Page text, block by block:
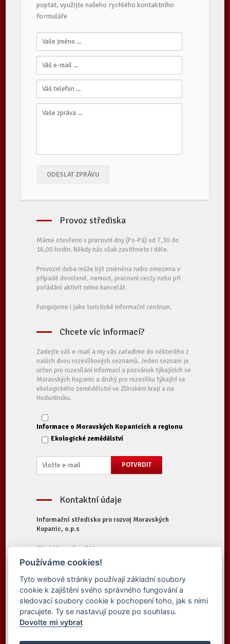
poptat, využijte našeho rychlého kontaktního
formuláře
ODESLAT ZPRÁVU
Provoz střediska
Máme otevřeno v pracovní dny (Po-Pá) od 7,30 do
16,00 hodin. Někdy nás však zastihnete i déle.
Provozní doba může být změněna nebo omezena v
případě dovolené, nemoci, pracovní cesty nebo při
pořádání aktivit mimo kancelář.
Fungujeme i jako turistické informační centrum.
Chcete víc informací?
Zadejte váš e-mail a my vás zařadíme do některého z
našich dvou rozesílkových seznamů. Jeden seznam je
určen pro rozesílání informací a pozvánek týkajících se
Moravských Kopanic a druhý pro rozesílku týkající se
ekologického zemědělství ve Zlínském kraji a na
Hodonínsku.
Informace o Moravských Kopanicích a regionu
Ekologické zemědělství
Kontaktní údaje
Informační středisko pro rozvoj Moravských
Kopanic, o.p.s
Starý Hrozenkov 314
687 74 Starý Hrozenkov
Tel.:+420 572 696 323
E-mail:
iskopanice@iskopanice.cz
Web:https://www.iskopanice.cz
© 2016 Informační středisko pro rozvoj
Používáme cookies!
Tyto webové stránky používají základní soubory
cookie k zajištění svého správného fungování a
sledovací soubory cookie k pochopení toho, jak s nimi
pracujete. Ty se nastavují pouze po souhlasu.
Dovolte mi vybrat